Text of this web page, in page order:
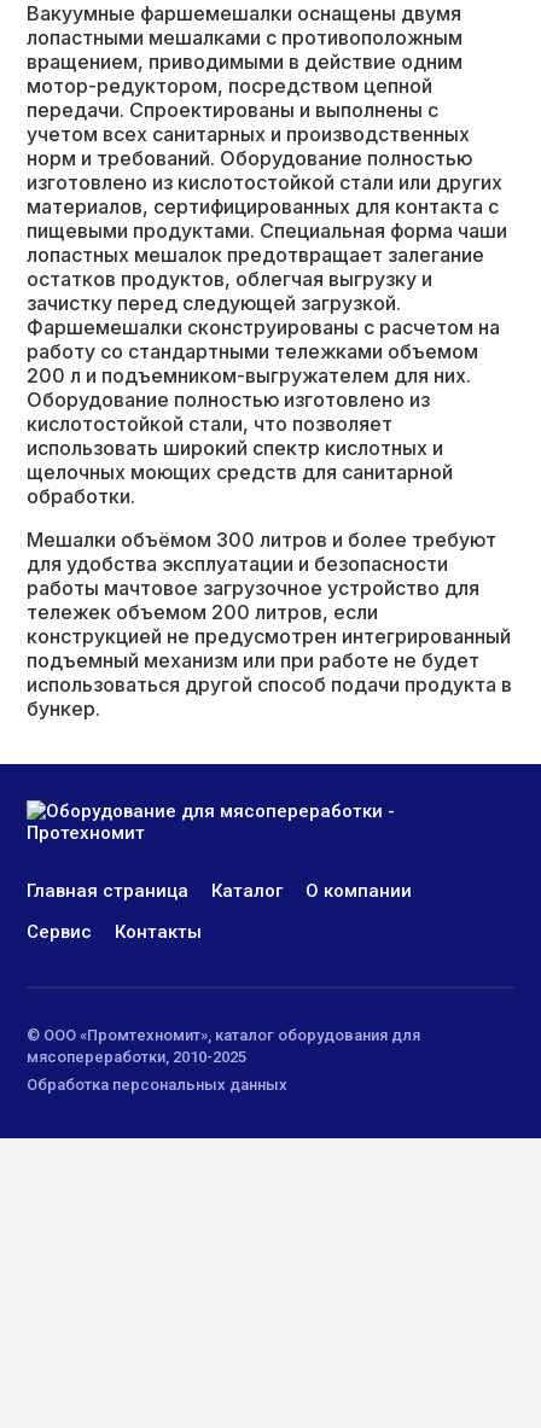
Вакуумные фаршемешалки оснащены двумя
лопастными мешалками с противоположным
вращением, приводимыми в действие одним
мотор-редуктором, посредством цепной
передачи. Спроектированы и выполнены с
учетом всех санитарных и производственных
норм и требований. Оборудование полностью
изготовлено из кислотостойкой стали или других
материалов, сертифицированных для контакта с
пищевыми продуктами. Специальная форма чаши
лопастных мешалок предотвращает залегание
остатков продуктов, облегчая выгрузку и
зачистку перед следующей загрузкой.
Фаршемешалки сконструированы с расчетом на
работу со стандартными тележками объемом
200 л и подъемником-выгружателем для них.
Оборудование полностью изготовлено из
кислотостойкой стали, что позволяет
использовать широкий спектр кислотных и
щелочных моющих средств для санитарной
обработки.
Мешалки объёмом 300 литров и более требуют
для удобства эксплуатации и безопасности
работы мачтовое загрузочное устройство для
тележек объемом 200 литров, если
конструкцией не предусмотрен интегрированный
подъемный механизм или при работе не будет
использоваться другой способ подачи продукта в
бункер.
Главная страница Каталог
О компании
Сервис
Контакты
© ООО «Промтехномит», каталог оборудования для
мясопереработки, 2010-2025
Обработка персональных данных